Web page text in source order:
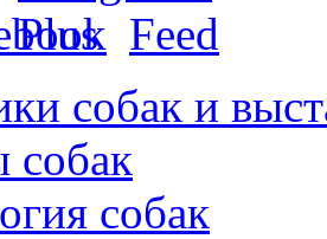
собак и
собак